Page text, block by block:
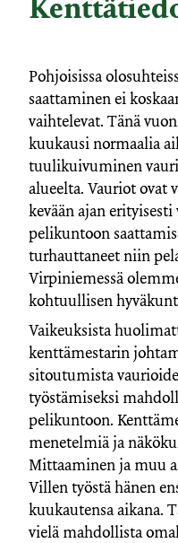
Pohjoisissa
saattaminen ei
vaihtelevat. Tänä
kuukausi normaalia
tuulikuivuminen
alueelta. Vauriot ovat
kevään ajan
pelikuntoon
turhauttaneet niin
Virpiniemessä
kohtuullisen
Vaikeuksista
kenttämestarin
sitoutumista
työstämiseksi
pelikuntoon.
menetelmiä ja
Mittaaminen ja muu
Villen työstä hänen
kuukautensa aikana.
vielä mahdollista